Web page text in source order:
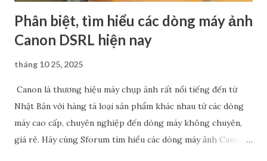
Phân biệt, tìm hiểu các dòng máy ảnh
Canon DSRL hiện nay
tháng 10 25, 2025
Canon là thương hiệu máy chụp ảnh rất nổi tiếng đến từ
Nhật Bản với hàng tá loại sản phẩm khác nhau từ các dòng
máy cao cấp, chuyên nghiệp đến dòng máy không chuyên,
giá rẻ. Hãy cùng Sforum tìm hiểu các dòng máy ảnh Canon